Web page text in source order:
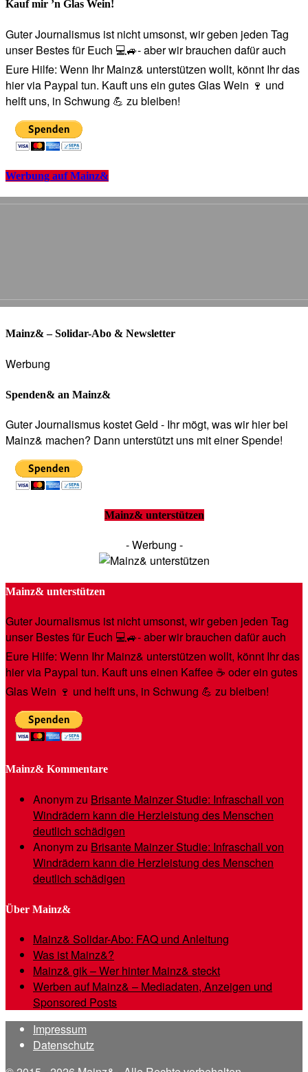
Kauf mir ’n Glas Wein!
Guter Journalismus ist nicht umsonst, wir geben jeden Tag
unser Bestes für Euch 💻🚙- aber wir brauchen dafür auch
Eure Hilfe: Wenn Ihr Mainz& unterstützen wollt, könnt Ihr das
hier via Paypal tun. Kauft uns ein gutes Glas Wein 🍷 und
helft uns, in Schwung 💪 zu bleiben!
Werbung auf Mainz&
Mainz& – Solidar-Abo & Newsletter
Werbung
Spenden& an Mainz&
Guter Journalismus kostet Geld - Ihr mögt, was wir hier bei
Mainz& machen? Dann unterstützt uns mit einer Spende!
Mainz& unterstützen
- Werbung -
Mainz& unterstützen
Guter Journalismus ist nicht umsonst, wir geben jeden Tag
unser Bestes für Euch 💻🚙- aber wir brauchen dafür auch
Eure Hilfe: Wenn Ihr Mainz& unterstützen wollt, könnt Ihr das
hier via Paypal tun. Kauft uns einen Kaffee ☕️ oder ein gutes
Glas Wein 🍷 und helft uns, in Schwung 💪 zu bleiben!
Mainz& Kommentare
Anonymzu Brisante Mainzer Studie: Infraschall von
Windrädern kann die Herzleistung des Menschen
deutlich schädigen
Anonymzu Brisante Mainzer Studie: Infraschall von
Windrädern kann die Herzleistung des Menschen
deutlich schädigen
Über Mainz&
Mainz& Solidar-Abo: FAQ und Anleitung
Was ist Mainz&?
Mainz& gik – Wer hinter Mainz& steckt
Werben auf Mainz& – Mediadaten, Anzeigen und
Sponsored Posts
Impressum
Datenschutz